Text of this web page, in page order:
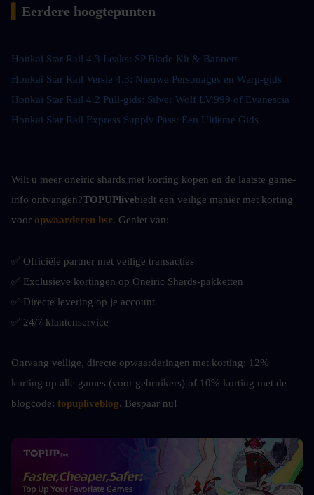
Eerdere hoogtepunten
Honkai Star Rail 4.3 Leaks: SP Blade Kit & Banners
Honkai Star Rail Versie 4.3: Nieuwe Personages en Warp-gids
Honkai Star Rail 4.2 Pull-gids: Silver Wolf LV.999 of Evanescia
Honkai Star Rail Express Supply Pass: Een Ultieme Gids
Wilt u meer oneiric shards met korting kopen en de laatste game-
info ontvangen?TOPUPlivebiedt een veilige manier met korting
voor opwaarderen hsr. Geniet van:
✅ Officiële partner met veilige transacties
✅ Exclusieve kortingen op Oneiric Shards-pakketten
✅ Directe levering op je account
✅ 24/7 klantenservice
Ontvang veilige, directe opwaarderingen met korting: 12%
korting op alle games (voor gebruikers) of 10% korting met de
blogcode: topupliveblog. Bespaar nu!